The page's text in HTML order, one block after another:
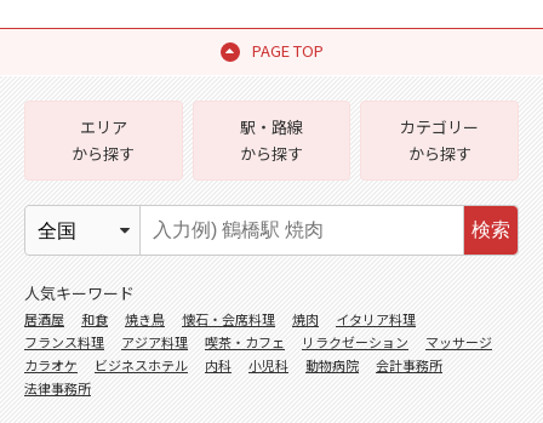
PAGE TOP
エリア
から探す
駅・路線
から探す
カテゴリー
から探す
検索
人気キーワード
居酒屋 和食 焼き鳥 懐石・会席料理 焼肉
イタリア料理
フランス料理
アジア料理 喫茶・カフェ リラクゼーション
マッサージ
カラオケ
ビジネスホテル 内科 小児科 動物病院
会計事務所
法律事務所